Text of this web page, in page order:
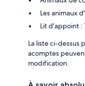
Les animaux
Lit d'appoint :
La liste ci-dessus
acomptes
modification.